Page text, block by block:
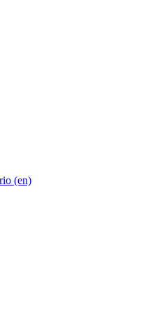
(en)